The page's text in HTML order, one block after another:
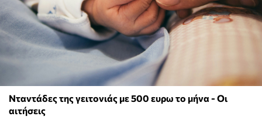
Νταντάδες της γειτονιάς με 500 ευρω το μήνα - Οι
αιτήσεις